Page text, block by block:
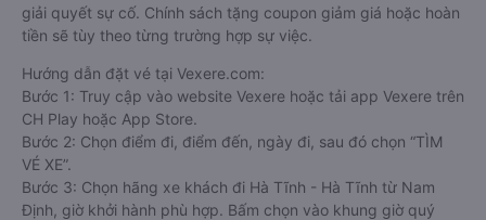
giải quyết sự cố. Chính sách tặng coupon giảm giá hoặc hoàn
tiền sẽ tùy theo từng trường hợp sự việc.
Hướng dẫn đặt vé tại Vexere.com:
Bước 1: Truy cập vào website Vexere hoặc tải app Vexere trên
CH Play hoặc App Store.
Bước 2: Chọn điểm đi, điểm đến, ngày đi, sau đó chọn “TÌM
VÉ XE”.
Bước 3: Chọn hãng xe khách đi Hà Tĩnh - Hà Tĩnh từ Nam
Định, giờ khởi hành phù hợp. Bấm chọn vào khung giờ quý